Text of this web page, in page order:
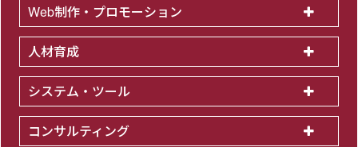
Web制作・プロモーション
人材育成
システム・ツール
コンサルティング